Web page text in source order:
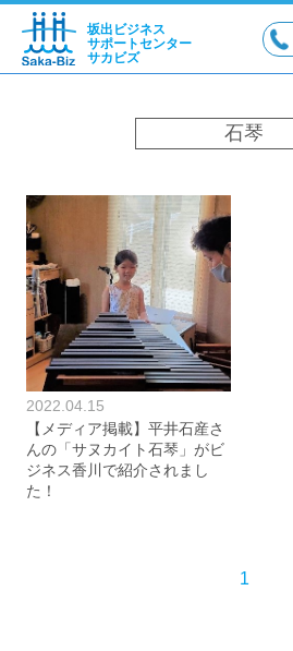
坂出ビジネス
サポートセンター
サカビズ
石琴
2022.04.15
【メディア掲載】平井石産さ
んの「サヌカイト石琴」がビ
ジネス香川で紹介されまし
た！
1